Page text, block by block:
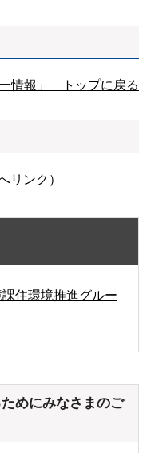
ー情報」 トップに戻る
リンク）
住環境推進グルー
めにみなさまのご